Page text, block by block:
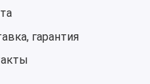
гарантия